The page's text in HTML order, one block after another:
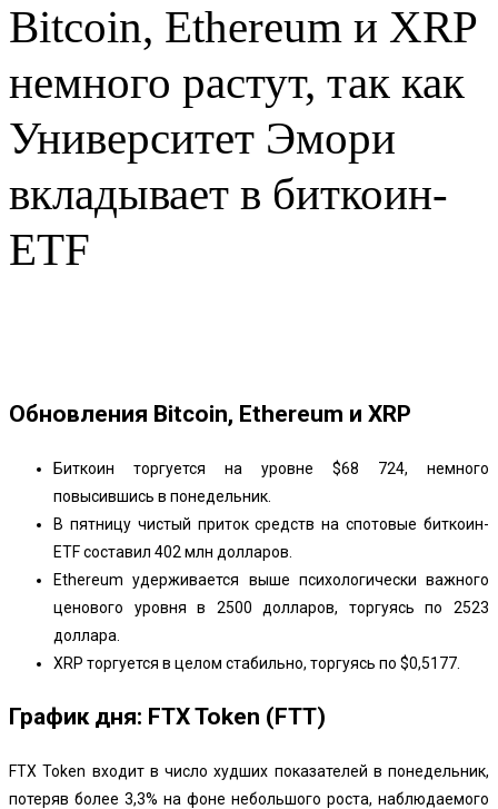
Bitcoin, Ethereum и XRP
немного растут, так как
Университет Эмори
вкладывает в биткоин-
ETF
Обновления Bitcoin, Ethereum и XRP
Биткоин торгуется на уровне $68 724, немного
повысившись в понедельник.
В пятницу чистый приток средств на спотовые биткоин-
ETF составил 402 млн долларов.
Ethereum удерживается выше психологически важного
ценового уровня в 2500 долларов, торгуясь по 2523
доллара.
XRP торгуется в целом стабильно, торгуясь по $0,5177.
График дня: FTX Token (FTT)
FTX Token входит в число худших показателей в понедельник,
потеряв более 3,3% на фоне небольшого роста, наблюдаемого